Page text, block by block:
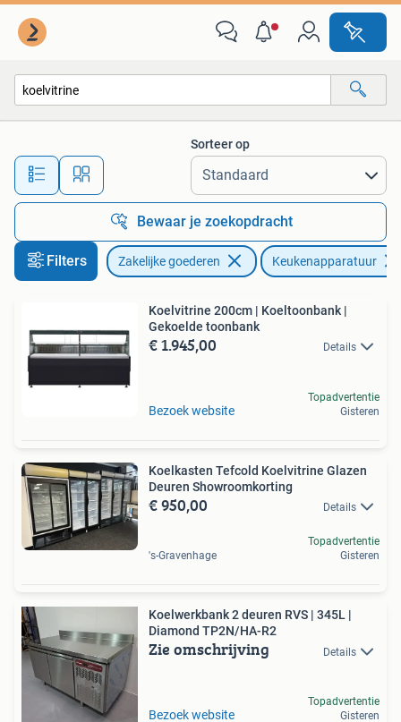
Alle afstanden…
Sorteer op
Bewaar je zoekopdracht
Filters Zakelijke goederen Keukenapparatuur
Koelvitrine 200cm | Koeltoonbank |
Gekoelde toonbank
€ 1.945,00 Details
Bezoek website
Topadvertentie
Gisteren
Koelkasten Tefcold Koelvitrine Glazen
Deuren Showroomkorting
€ 950,00 Details
's-Gravenhage
Topadvertentie
Gisteren
Koelwerkbank 2 deuren RVS | 345L |
Diamond TP2N/HA-R2
Zie omschrijving Details
Bezoek website
Topadvertentie
Gisteren